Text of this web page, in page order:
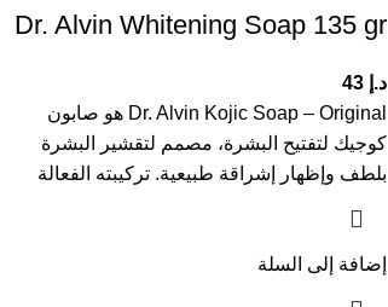
Dr. Alvin Whitening Soap 135 gr
د.إ
Dr. Alvin Kojic Soap – Original هو صابون
كوجيك لتفتيح البشرة، مصمم لتقشير البشرة
بلطف وإظهار إشراقة طبيعية. تركيبته الفعالة
إضافة إلى السلة